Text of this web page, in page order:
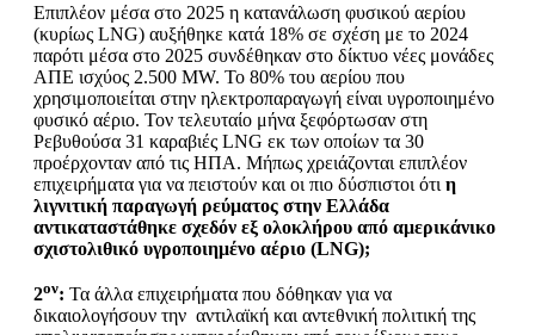
Επιπλέον μέσα στο 2025 η κατανάλωση φυσικού αερίου
(κυρίως LNG) αυξήθηκε κατά 18% σε σχέση με το 2024
παρότι μέσα στο 2025 συνδέθηκαν στο δίκτυο νέες μονάδες
ΑΠΕ ισχύος 2.500 MW. Το 80% του αερίου που
χρησιμοποιείται στην ηλεκτροπαραγωγή είναι υγροποιημένο
φυσικό αέριο. Τον τελευταίο μήνα ξεφόρτωσαν στη
Ρεβυθούσα 31 καραβιές LNG εκ των οποίων τα 30
προέρχονταν από τις ΗΠΑ. Μήπως χρειάζονται επιπλέον
επιχειρήματα για να πειστούν και οι πιο δύσπιστοι ότι η
λιγνιτική παραγωγή ρεύματος στην Ελλάδα
αντικαταστάθηκε σχεδόν εξ ολοκλήρου από αμερικάνικο
σχιστολιθικό υγροποιημένο αέριο (LNG);
2ον: Τα άλλα επιχειρήματα που δόθηκαν για να
δικαιολογήσουν την αντιλαϊκή και αντεθνική πολιτική της